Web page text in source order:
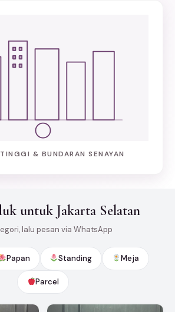
& BUNDARAN SENAYAN
untuk Jakarta Selatan
lalu pesan via WhatsApp
Papan Standing Meja
Parcel